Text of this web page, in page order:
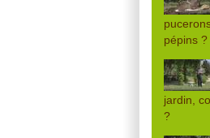
pépins ?
jardin,
?